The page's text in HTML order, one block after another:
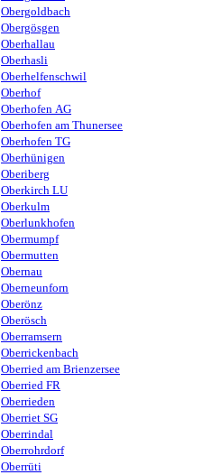
Obergoldbach
Obergösgen
Oberhallau
Oberhasli
Oberhelfenschwil
Oberhof
Oberhofen AG
Oberhofen am Thunersee
Oberhofen TG
Oberhünigen
Oberiberg
Oberkirch LU
Oberkulm
Oberlunkhofen
Obermumpf
Obermutten
Obernau
Oberneunforn
Oberönz
Oberösch
Oberramsern
Oberrickenbach
Oberried am Brienzersee
Oberried FR
Oberrieden
Oberriet SG
Oberrindal
Oberrohrdorf
Oberrüti